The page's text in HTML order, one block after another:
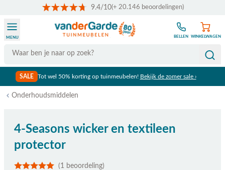
9.4/10(+ 20.146 beoordelingen)
Search
MENU BELLEN WINKELWAGEN
SALE Tot wel 50% korting op tuinmeubelen! Bekijk de zomer sale ›
Onderhoudsmiddelen
4-Seasons wicker en textileen
protector
(1 beoordeling)